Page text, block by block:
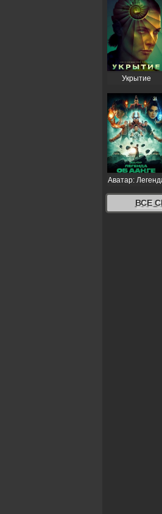
Укрытие
сезон)
Аватар:
об Аанге (2
сезон)
ВСЕ